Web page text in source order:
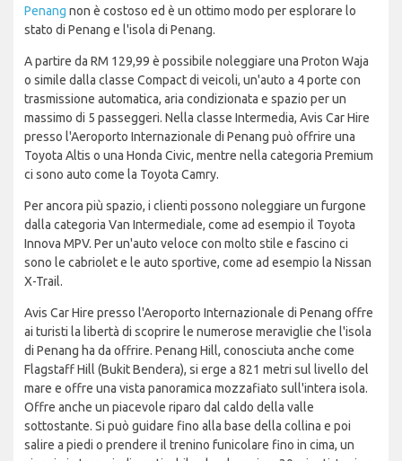
Penang non è costoso ed è un ottimo modo per esplorare lo
stato di Penang e l'isola di Penang.
A partire da RM 129,99 è possibile noleggiare una Proton Waja
o simile dalla classe Compact di veicoli, un'auto a 4 porte con
trasmissione automatica, aria condizionata e spazio per un
massimo di 5 passeggeri. Nella classe Intermedia, Avis Car Hire
presso l'Aeroporto Internazionale di Penang può offrire una
Toyota Altis o una Honda Civic, mentre nella categoria Premium
ci sono auto come la Toyota Camry.
Per ancora più spazio, i clienti possono noleggiare un furgone
dalla categoria Van Intermediale, come ad esempio il Toyota
Innova MPV. Per un'auto veloce con molto stile e fascino ci
sono le cabriolet e le auto sportive, come ad esempio la Nissan
X-Trail.
Avis Car Hire presso l'Aeroporto Internazionale di Penang offre
ai turisti la libertà di scoprire le numerose meraviglie che l'isola
di Penang ha da offrire. Penang Hill, conosciuta anche come
Flagstaff Hill (Bukit Bendera), si erge a 821 metri sul livello del
mare e offre una vista panoramica mozzafiato sull'intera isola.
Offre anche un piacevole riparo dal caldo della valle
sottostante. Si può guidare fino alla base della collina e poi
salire a piedi o prendere il trenino funicolare fino in cima, un